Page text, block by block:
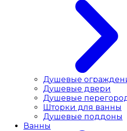
Душевые
Душевые двери
Душевые
Шторки для ванны
Душевые поддоны
Ванны